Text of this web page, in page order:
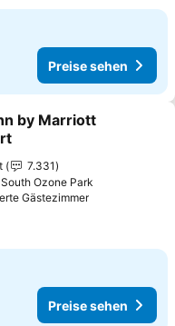
Preise sehen
hinzufügen
by Marriott
7.331
Ozone Park
GästezimmerPreise sehen
Preise sehen